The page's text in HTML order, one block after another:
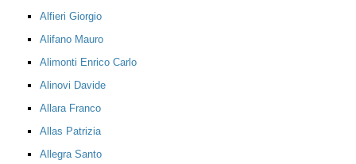
Alfieri Giorgio
Alifano Mauro
Alimonti Enrico Carlo
Alinovi Davide
Allara Franco
Allas Patrizia
Allegra Santo